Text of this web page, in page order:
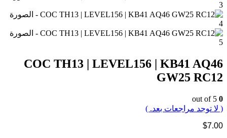
COC TH13 | LEVEL156 | KB41 AQ46
GW25 RC12
0
( لا توجد مراجعات بعد. )
$7.00